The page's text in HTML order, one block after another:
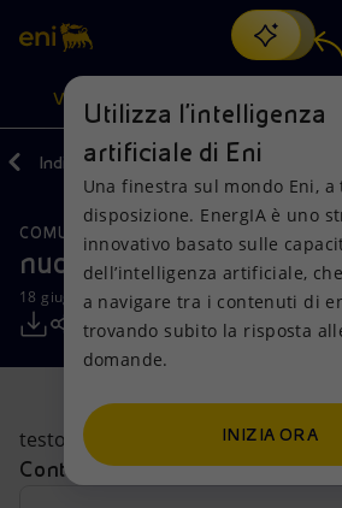
Cerca
scopri EnergIA, la nostra nuova
artificiale.
VISIONE
Visione
Mission e valori
Persone e Partnership
Net Zero
Modello satellitare
Azioni
Diversificazione energetica
Tecnologie per la transizione
Collaborazioni per l'innovazione
Attività nel mondo
Prodotti
Casa
Imprese
Mobilità
Indietro Media Comunicati Stampa
COMUNICAZIONI CDA FINANZA,
nuovo cs per categorie 1
18 giugno 2018 - 10:00 CEST
testo nuovo cs
Contatti Societari
Utilizza l'intelligenza
artificiale di Eni
Una finestra sul mondo Eni, a
disposizione. EnergIA è uno
innovativo basato sulle
dell’intelligenza artificiale,
a navigare tra i contenuti di
trovando subito la risposta
domande.
INIZIA ORA